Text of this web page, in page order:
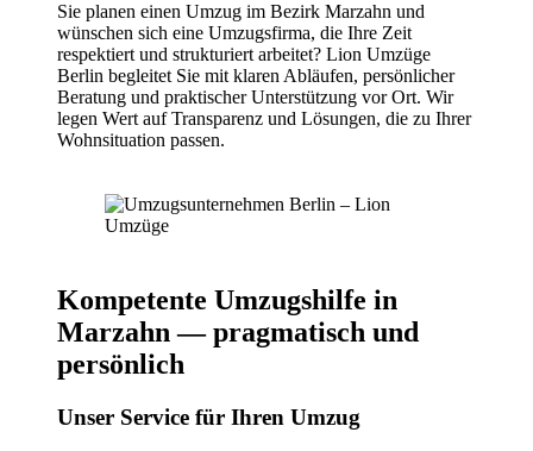
Sie planen einen Umzug im Bezirk Marzahn und
wünschen sich eine Umzugsfirma, die Ihre Zeit
respektiert und strukturiert arbeitet? Lion Umzüge
Berlin begleitet Sie mit klaren Abläufen, persönlicher
Beratung und praktischer Unterstützung vor Ort. Wir
legen Wert auf Transparenz und Lösungen, die zu Ihrer
Wohnsituation passen.
Kompetente Umzugshilfe in
Marzahn — pragmatisch und
persönlich
Unser Service für Ihren Umzug